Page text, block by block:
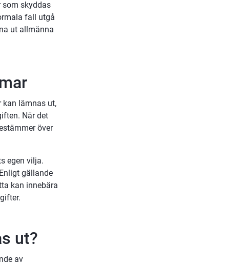
skyddas
fall utgå
ut allmänna
kan lämnas ut,
När det
över
egen vilja.
gällande
kan innebära
ut?
av